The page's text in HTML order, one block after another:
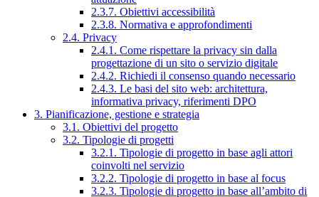
2.3.7. Obiettivi accessibilità
2.3.8. Normativa e approfondimenti
2.4. Privacy
2.4.1. Come rispettare la privacy sin dalla
progettazione di un sito o servizio digitale
2.4.2. Richiedi il consenso quando necessario
2.4.3. Le basi del sito web: architettura,
informativa privacy, riferimenti DPO
3. Pianificazione, gestione e strategia
3.1. Obiettivi del progetto
3.2. Tipologie di progetti
3.2.1. Tipologie di progetto in base agli attori
coinvolti nel servizio
3.2.2. Tipologie di progetto in base al focus
3.2.3. Tipologie di progetto in base all’ambito di